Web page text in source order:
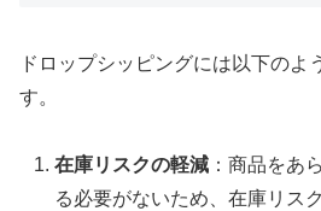
ドロップシッピングには以下のよ
す。
在庫リスクの軽減 ：商品をあ
る必要がないため、在庫リス